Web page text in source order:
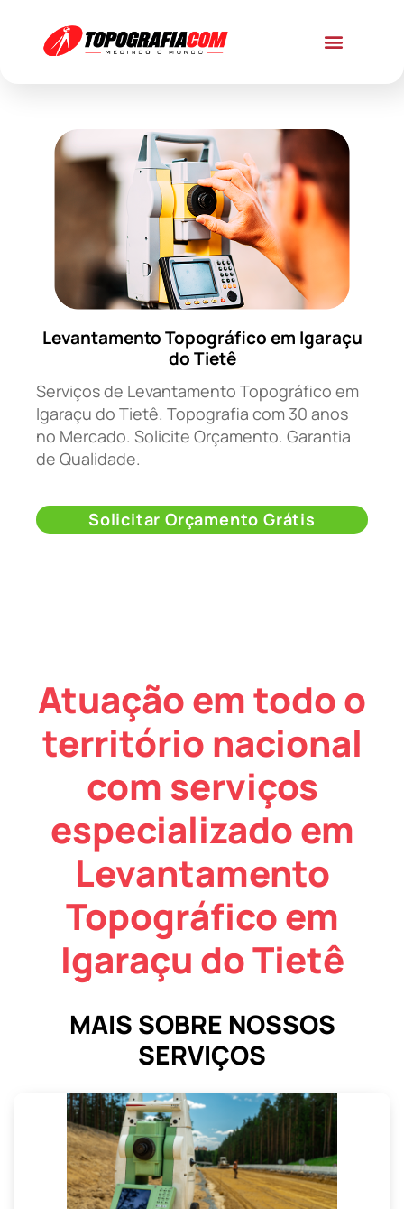
Levantamento Topográfico em Igaraçu
do Tietê
Serviços de Levantamento Topográfico em
Igaraçu do Tietê. Topografia com 30 anos
no Mercado. Solicite Orçamento. Garantia
de Qualidade.
Solicitar Orçamento Grátis
Atuação em todo o
território nacional
com serviços
especializado em
Levantamento
Topográfico em
Igaraçu do Tietê
MAIS SOBRE NOSSOS
SERVIÇOS